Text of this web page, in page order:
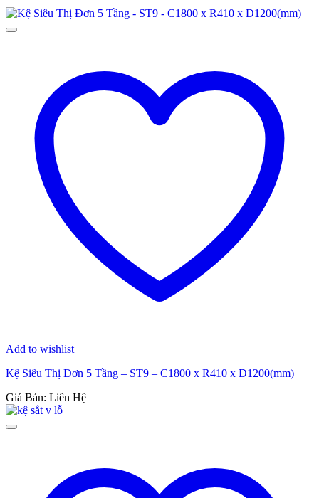
Add to wishlist
Kệ Siêu Thị Đơn 5 Tầng – ST9 – C1800 x R410 x D1200(mm)
Giá Bán: Liên Hệ